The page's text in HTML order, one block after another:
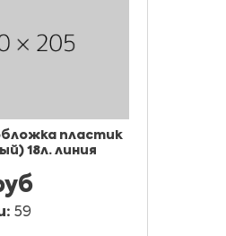
пластик
18л. линия
59